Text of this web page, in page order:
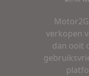
verkopen
dan ooit